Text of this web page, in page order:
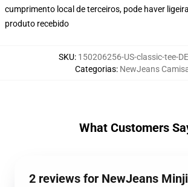
cumprimento local de terceiros, pode haver
produto recebido
SKU: 150206256-US-classic-tee-
Categorias: NewJeans
What Customers
2 reviews for NewJeans